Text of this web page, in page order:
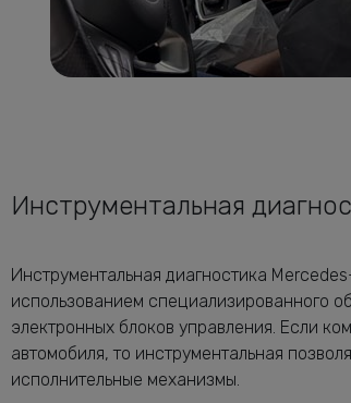
Инструментальная
Инструментальная диагностика
использованием специализированного
электронных блоков управления. Если
автомобиля, то инструментальная
исполнительные механизмы.